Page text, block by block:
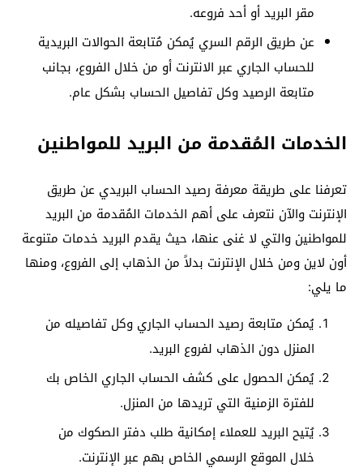
مقر البريد أو أحد فروعه.
عن طريق الرقم السري يُمكن مُتابعة الحوالات البريدية
للحساب الجاري عبر الانترنت أو من خلال الفروع، بجانب
متابعة الرصيد وكل تفاصيل الحساب بشكل عام.
الخدمات المُقدمة من البريد للمواطنين
تعرفنا على طريقة معرفة رصيد الحساب البريدي عن طريق
الإنترنت والآن نتعرف على أهم الخدمات المُقدمة من البريد
للمواطنين والتي لا غنى عنها، حيث يقدم البريد خدمات متنوعة
أون لاين ومن خلال الإنترنت بدلاً من الذهاب إلى الفروع، ومنها
ما يلي:
يُمكن متابعة رصيد الحساب الجاري وكل تفاصيله من
المنزل دون الذهاب لفروع البريد.
يُمكن الحصول على كشف الحساب الجاري الخاص بك
للفترة الزمنية التي تريدها من المنزل.
يُتيح البريد للعملاء إمكانية طلب دفتر الصكوك من
خلال الموقع الرسمي الخاص بهم عبر الإنترنت.